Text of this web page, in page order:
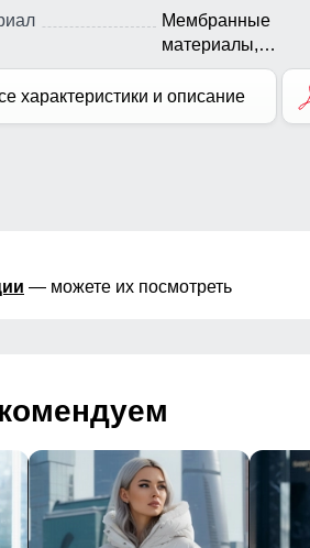
Мембранные
материалы,
Натуральные
материалы,
Плащевка,
характеристики и описание
— можете их посмотреть